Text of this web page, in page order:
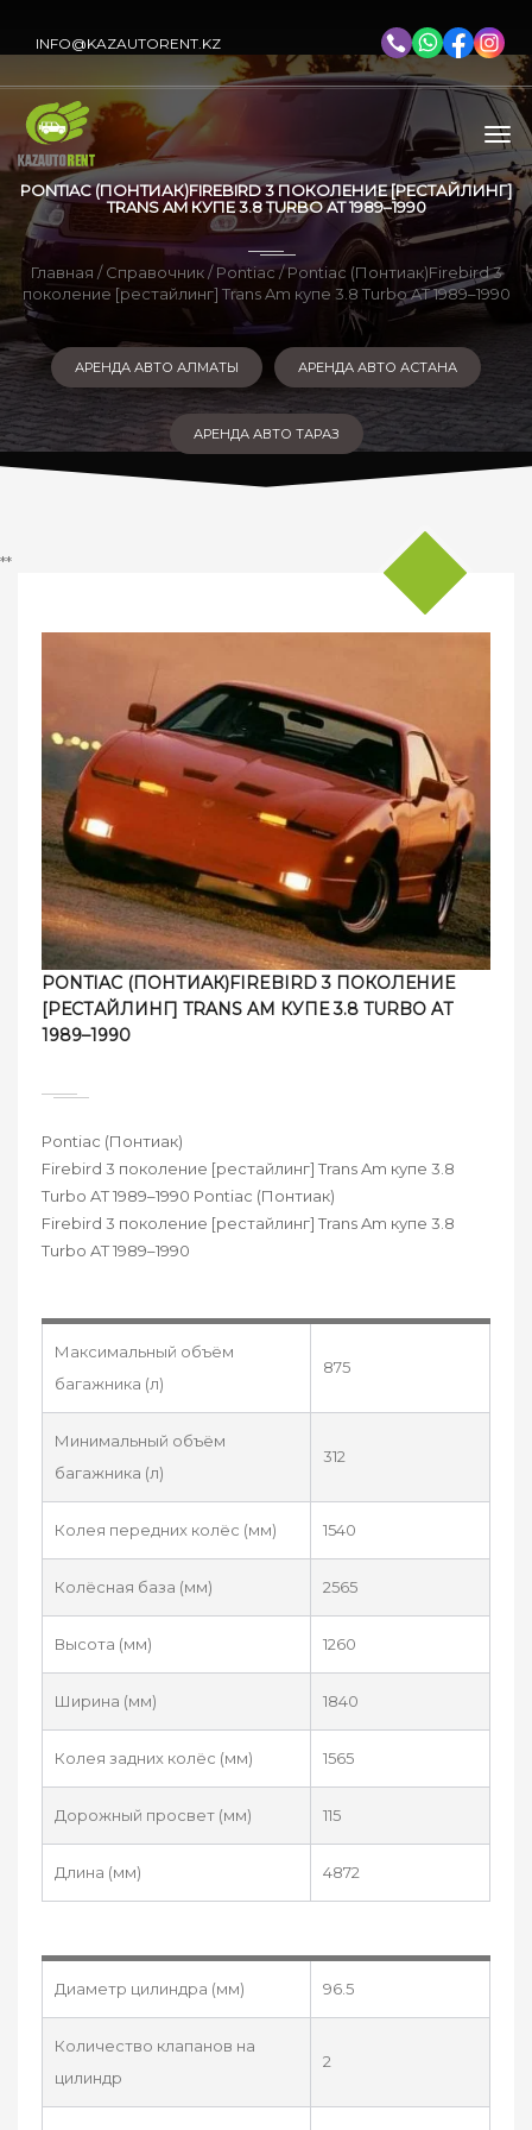
INFO@KAZAUTORENT.KZ
PONTIAC (ПОНТИАК)FIREBIRD 3 ПОКОЛЕНИЕ [РЕСТАЙЛИНГ]
TRANS AM КУПЕ 3.8 TURBO AT 1989–1990
Главная /Справочник/Pontiac/ Pontiac (Понтиак)Firebird 3
поколение [рестайлинг] Trans Am купе 3.8 Turbo AT 1989–1990
АРЕНДА АВТО АЛМАТЫ АРЕНДА АВТО АСТАНА
АРЕНДА АВТО ТАРАЗ
**
PONTIAC (ПОНТИАК)FIREBIRD 3 ПОКОЛЕНИЕ
[РЕСТАЙЛИНГ] TRANS AM КУПЕ 3.8 TURBO AT
1989–1990
Pontiac (Понтиак)
Firebird 3 поколение [рестайлинг] Trans Am купе 3.8
Turbo AT 1989–1990 Pontiac (Понтиак)
Firebird 3 поколение [рестайлинг] Trans Am купе 3.8
Turbo AT 1989–1990
Максимальный объём
багажника (л)
875
Минимальный объём
багажника (л)
312
Колея передних колёс (мм) 1540
Колёсная база (мм) 2565
Высота (мм) 1260
Ширина (мм) 1840
Колея задних колёс (мм) 1565
Дорожный просвет (мм) 115
Длина (мм) 4872
Диаметр цилиндра (мм) 96.5
Количество клапанов на
цилиндр
2